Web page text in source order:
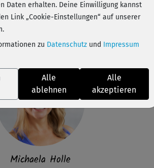
Michaela Holle
Daten erhalten. Deine Einwilligung kannst
Link „Cookie-Einstellungen“ auf unserer
zu Datenschutz und Impressum
Alle
ablehnen
Alle
akzeptieren